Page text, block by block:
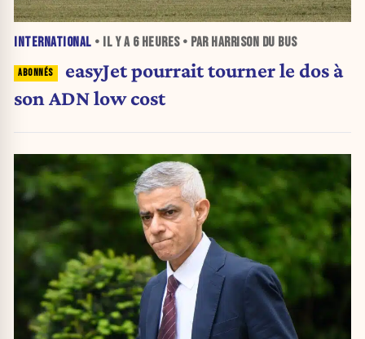
INTERNATIONAL • IL Y A 6 HEURES• PAR HARRISON DU BUS
easyJet pourrait tourner le dos à
son ADN low cost